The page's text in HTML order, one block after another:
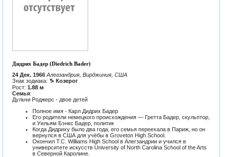
Дидрих Бадер (Diedrich Bader)
24 Дек. 1966 Алегзандрия, Вирджиния, США
Знак зодиака: ♑ Козерог
Рост: 1.88 м
Семья:
Дульчи Роджерс - двое детей
Полное имя - Карл Дидрих Бадер
Его родители немецкого происхождения — Гретта Бадер, скульптор,
и Уильям Бэнкс Бадер, политик
Когда Дидриху было два года, его семья переехала в Париж, но он
вернулся в США для учёбы в Groveton High School.
Окончил T.C. Williams High School в Алегзандрии и учился в
университете искусств University of North Carolina School of the Arts
в Северной Каролине.